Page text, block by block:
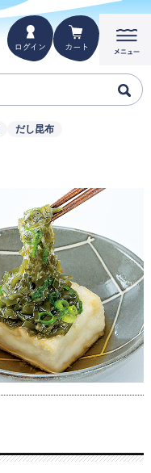
だし昆布